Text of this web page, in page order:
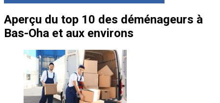
Aperçu du top 10 des déménageurs à
Bas-Oha et aux environs